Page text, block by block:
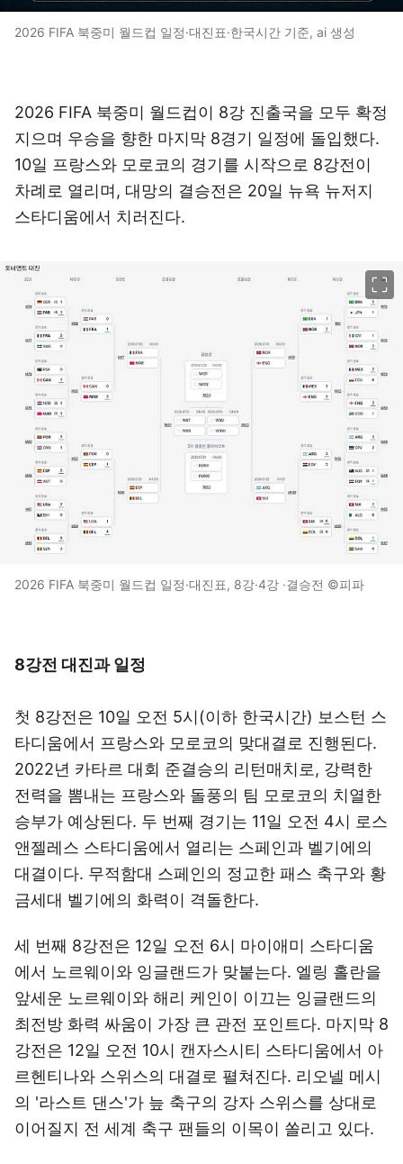
2026 FIFA 북중미 월드컵 일정·대진표·한국시간 기준, ai 생성
2026 FIFA 북중미 월드컵이 8강 진출국을 모두 확정
지으며 우승을 향한 마지막 8경기 일정에 돌입했다.
10일 프랑스와 모로코의 경기를 시작으로 8강전이
차례로 열리며, 대망의 결승전은 20일 뉴욕 뉴저지
스타디움에서 치러진다.
2026 FIFA 북중미 월드컵 일정·대진표, 8강·4강 ·결승전 ©피파
8강전 대진과 일정
첫 8강전은 10일 오전 5시(이하 한국시간) 보스턴 스
타디움에서 프랑스와 모로코의 맞대결로 진행된다.
2022년 카타르 대회 준결승의 리턴매치로, 강력한
전력을 뽐내는 프랑스와 돌풍의 팀 모로코의 치열한
승부가 예상된다. 두 번째 경기는 11일 오전 4시 로스
앤젤레스 스타디움에서 열리는 스페인과 벨기에의
대결이다. 무적함대 스페인의 정교한 패스 축구와 황
금세대 벨기에의 화력이 격돌한다.
세 번째 8강전은 12일 오전 6시 마이애미 스타디움
에서 노르웨이와 잉글랜드가 맞붙는다. 엘링 홀란을
앞세운 노르웨이와 해리 케인이 이끄는 잉글랜드의
최전방 화력 싸움이 가장 큰 관전 포인트다. 마지막 8
강전은 12일 오전 10시 캔자스시티 스타디움에서 아
르헨티나와 스위스의 대결로 펼쳐진다. 리오넬 메시
의 '라스트 댄스'가 늪 축구의 강자 스위스를 상대로
이어질지 전 세계 축구 팬들의 이목이 쏠리고 있다.